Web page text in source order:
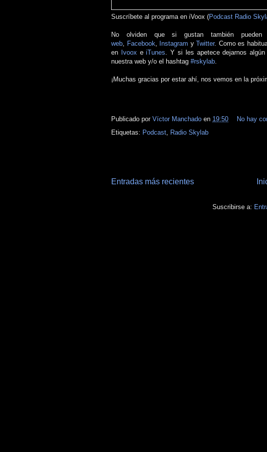
Suscríbete al programa en iVoox (Podcast Radio
No olviden que si gustan también
web, Facebook, Instagram y Twitter. Como es
en
IvooxeiTunes. Y si les apetece dejarnos
nuestra web y/o el hashtag #rskylab.
¡Muchas gracias por estar ahí, nos vemos en la
Publicado por Víctor Manchado en 19:50
No hay
Etiquetas: Podcast, Radio Skylab
Entradas más recientes
Suscribirse a: